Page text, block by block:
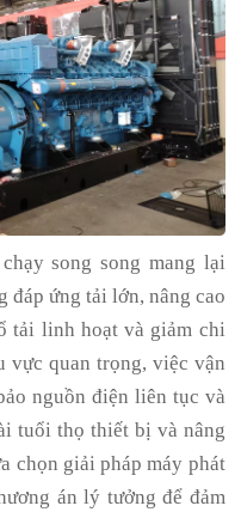
song song mang lại
đáp ứng tải lớn, nâng cao
tải linh hoạt và giảm chi
vực quan trọng, việc vận
nguồn điện liên tục và
tuổi thọ thiết bị và nâng
chọn giải pháp máy phát
án lý tưởng để đảm